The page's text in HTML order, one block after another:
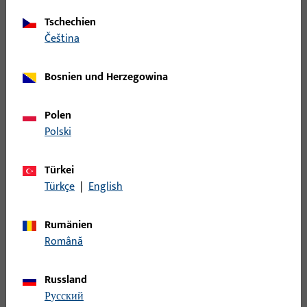
Wechselstift
B-78410-0E-0-1 | Wechselstift | Wechselstift
Wechselstift
B-78410-0G-0-1 | Wechselstift | Wechselstift
VK8 L105
Wechselstift
B-78410-0I-0-1 | Wechselstift | Wechselstift
Tschechien
čeština
Bosnien und Herzegowina
Polen
Polski
Türkei
Türkçe | English
Rumänien
Română
Russland
русский